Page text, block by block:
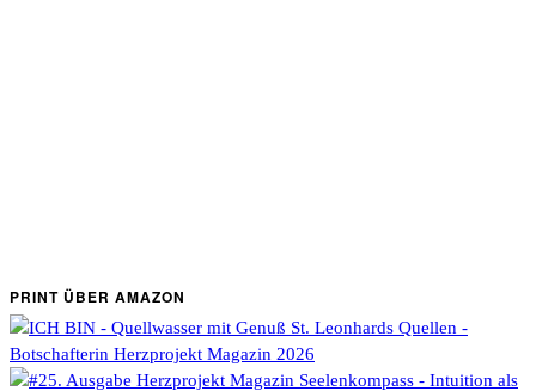
PRINT ÜBER AMAZON